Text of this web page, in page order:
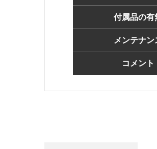
付属品の有
メンテナン
コメント